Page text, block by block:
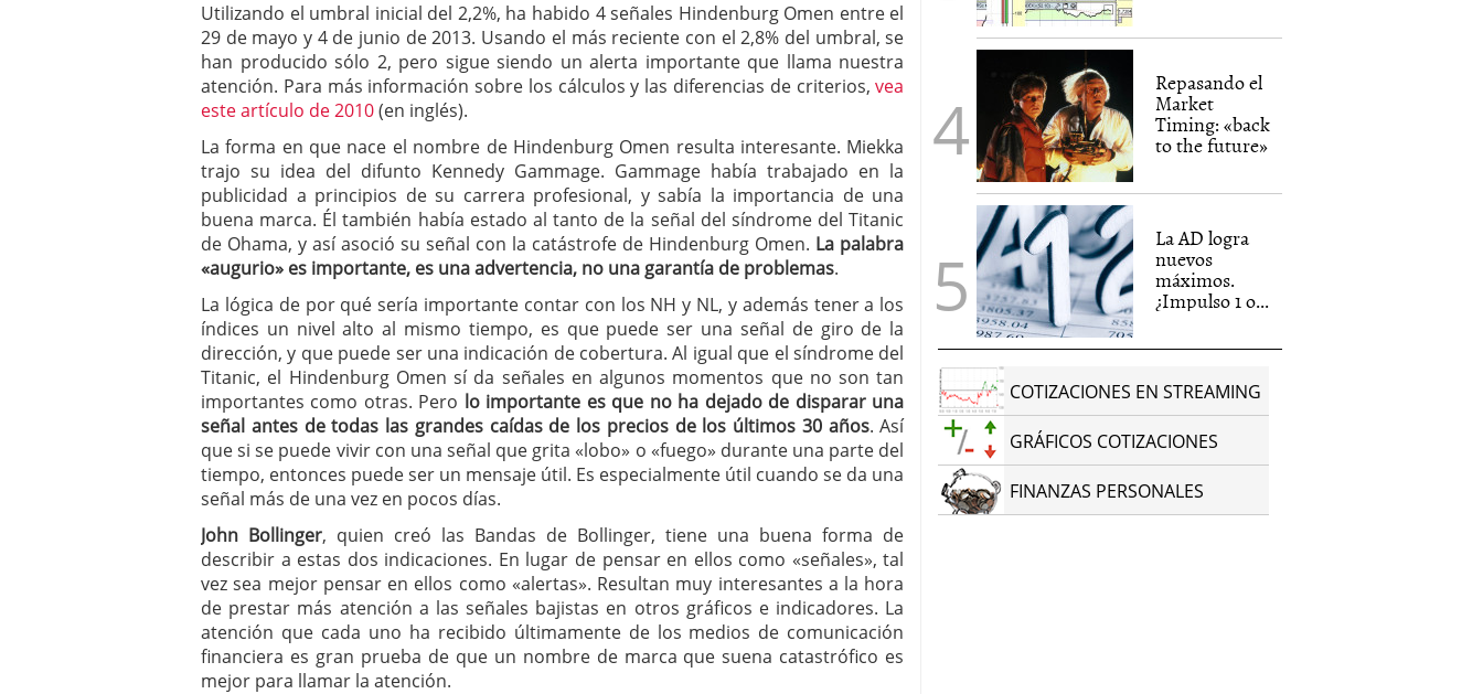
Utilizando el umbral inicial del 2,2%, ha habido 4 señales Hindenburg Omen entre el
29 de mayo y 4 de junio de 2013. Usando el más reciente con el 2,8% del umbral, se
han producido sólo 2, pero sigue siendo un alerta importante que llama nuestra
atención. Para más información sobre los cálculos y las diferencias de criterios,vea
este artículo de 2010(en inglés).
La forma en que nace el nombre de Hindenburg Omen resulta interesante. Miekka
trajo su idea del difunto Kennedy Gammage. Gammage había trabajado en la
publicidad a principios de su carrera profesional, y sabía la importancia de una
buena marca. Él también había estado al tanto de la señal del síndrome del Titanic
de Ohama, y ​​así asoció su señal con la catástrofe de Hindenburg Omen. La palabra
«augurio» es importante, es una advertencia, no una garantía de problemas.
La lógica de por qué sería importante contar con los NH y NL, y además tener a los
índices un nivel alto al mismo tiempo, es que puede ser una señal de giro de la
dirección, y que puede ser una indicación de cobertura. Al igual que el síndrome del
Titanic, el Hindenburg Omen sí da señales en algunos momentos que no son tan
importantes como otras. Pero lo importante es que no ha dejado de disparar una
señal antes de todas las grandes caídas de los precios de los últimos 30 años. Así
que si se puede vivir con una señal que grita «lobo» o «fuego» durante una parte del
tiempo, entonces puede ser un mensaje útil. Es especialmente útil cuando se da una
señal más de una vez en pocos días.
John Bollinger, quien creó las Bandas de Bollinger, tiene una buena forma de
describir a estas dos indicaciones. En lugar de pensar en ellos como «señales», tal
vez sea mejor pensar en ellos como «alertas». Resultan muy interesantes a la hora
de prestar más atención a las señales bajistas en otros gráficos e indicadores. La
atención que cada uno ha recibido últimamente de los medios de comunicación
financiera es gran prueba de que un nombre de marca que suena catastrófico es
mejor para llamar la atención.
Repasando el
Market
Timing: «back
to the future»
La AD logra
nuevos
máximos.
¿Impulso 1 o...
COTIZACIONES EN STREAMING
GRÁFICOS COTIZACIONES
FINANZAS PERSONALES